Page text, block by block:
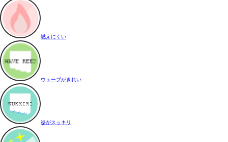
燃えにくい
ウェーブがきれい
裾がスッキリ